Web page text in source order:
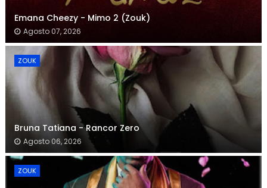
Emana Cheezy - Mimo 2 (Zouk)
Agosto 07, 2026
ZOUK
Bruna Tatiana - Rancor Zero
Agosto 06, 2026
ZOUK